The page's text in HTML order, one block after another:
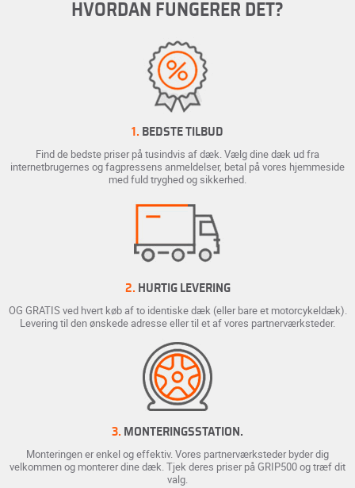
HVORDAN FUNGERER DET?
1. BEDSTE TILBUD
Find de bedste priser på tusindvis af dæk. Vælg dine dæk ud fra
internetbrugernes og fagpressens anmeldelser, betal på vores hjemmeside
med fuld tryghed og sikkerhed.
2. HURTIG LEVERING
OG GRATIS ved hvert køb af to identiske dæk (eller bare et motorcykeldæk).
Levering til den ønskede adresse eller til et af vores partnerværksteder.
3. MONTERINGSSTATION.
Monteringen er enkel og effektiv. Vores partnerværksteder byder dig
velkommen og monterer dine dæk. Tjek deres priser på GRIP500 og træf dit
valg.